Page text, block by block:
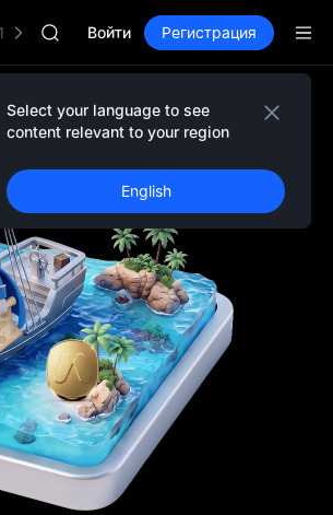
000 000$Подписка на рынок UNITREE STAR
SPCX растет после локапа
AAOI
SKYAI
Войти Регистрация
Select your language to see
content relevant to your region
English
Подробности события